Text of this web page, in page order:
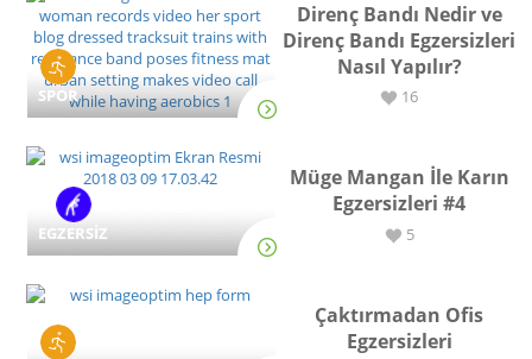
SPOR
Direnç Bandı Nedir ve
Direnç Bandı Egzersizleri
Nasıl Yapılır?
16
EGZERSİZ
Müge Mangan İle Karın
Egzersizleri #4
5
Çaktırmadan Ofis
Egzersizleri